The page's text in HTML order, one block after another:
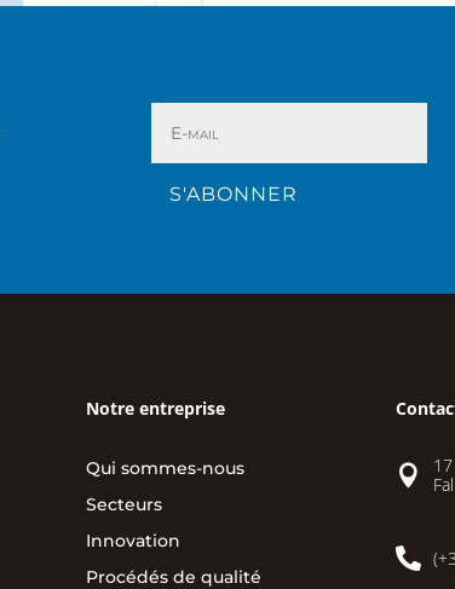
S'ABONNER
Notre entreprise
Qui sommes-nous
Secteurs
Innovation
Procédés de qualité

